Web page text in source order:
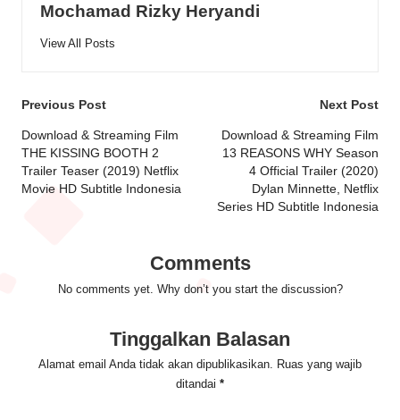
Mochamad Rizky Heryandi
View All Posts
Post
navigation
Previous Post
Download & Streaming Film
THE KISSING BOOTH 2
Trailer Teaser (2019) Netflix
Movie HD Subtitle Indonesia
Next Post
Download & Streaming Film
13 REASONS WHY Season
4 Official Trailer (2020)
Dylan Minnette, Netflix
Series HD Subtitle Indonesia
Comments
No comments yet. Why don’t you start the discussion?
Tinggalkan Balasan
Alamat email Anda tidak akan dipublikasikan. Ruas yang wajib
ditandai *